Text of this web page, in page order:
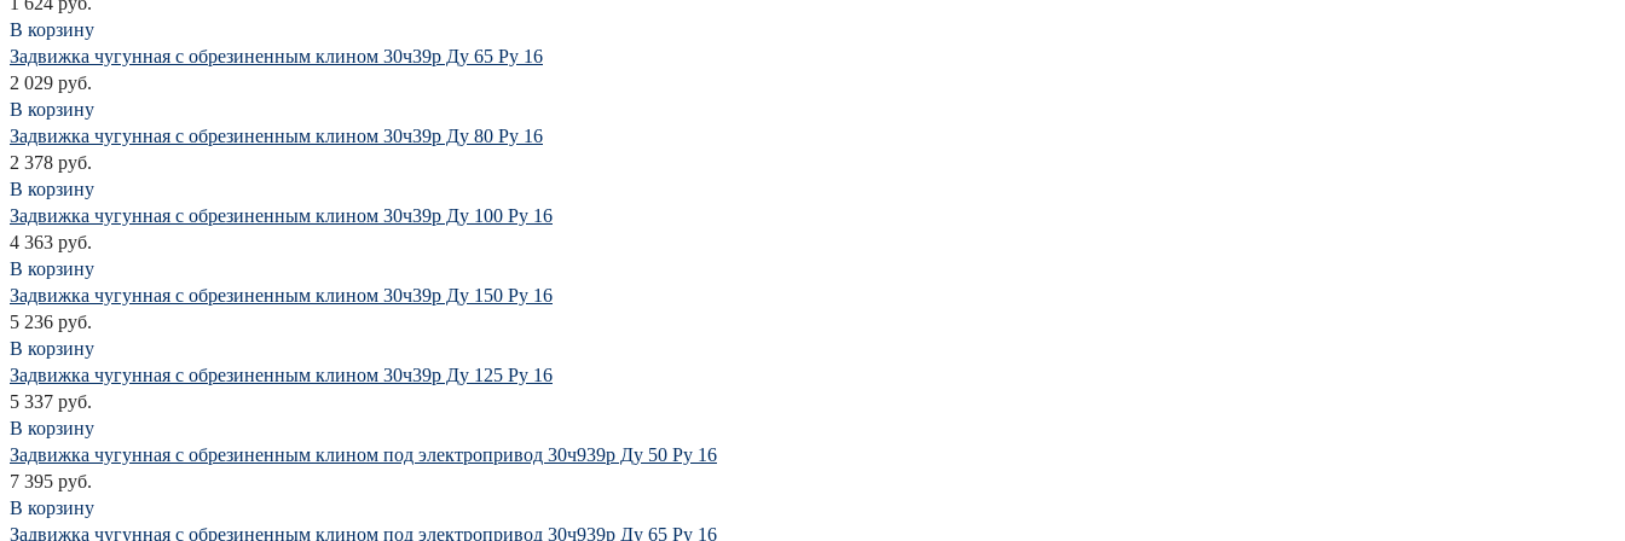
В корзину
Задвижка чугунная с обрезиненным клином 30ч39р Ду 65 Ру 16
2 029 руб.
В корзину
Задвижка чугунная с обрезиненным клином 30ч39р Ду 80 Ру 16
2 378 руб.
В корзину
Задвижка чугунная с обрезиненным клином 30ч39р Ду 100 Ру 16
4 363 руб.
В корзину
Задвижка чугунная с обрезиненным клином 30ч39р Ду 150 Ру 16
5 236 руб.
В корзину
Задвижка чугунная с обрезиненным клином 30ч39р Ду 125 Ру 16
5 337 руб.
В корзину
Задвижка чугунная с обрезиненным клином под электропривод 30ч939р Ду 50 Ру 16
7 395 руб.
В корзину
Задвижка чугунная с обрезиненным клином под электропривод 30ч939р Ду 65 Ру 16